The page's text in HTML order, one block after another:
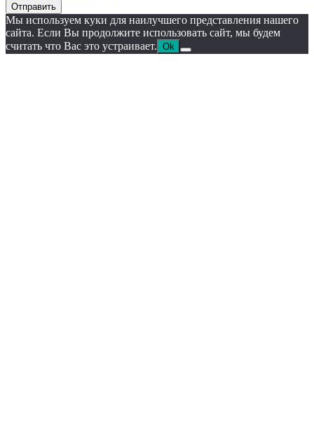
Отправить
Мы используем куки для наилучшего представления нашего
сайта. Если Вы продолжите использовать сайт, мы будем
считать что Вас это устраивает. Ok